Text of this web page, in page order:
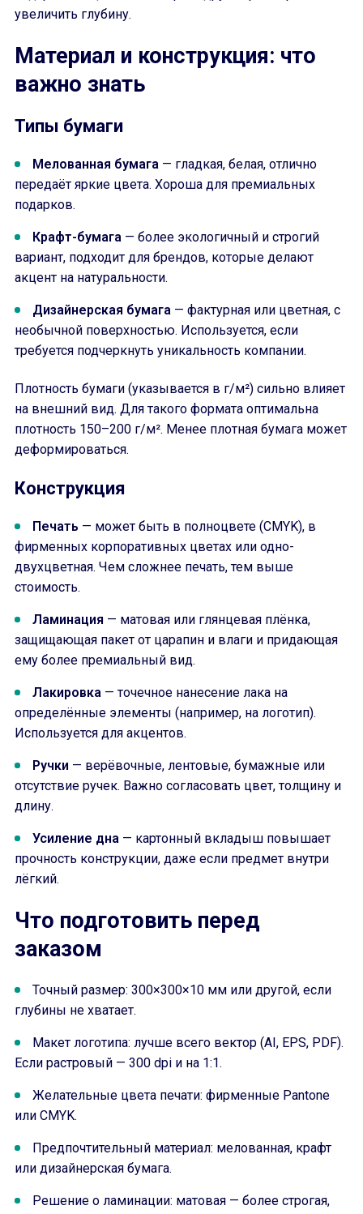
увеличить глубину.
Материал и конструкция: что
важно знать
Типы бумаги
Мелованная бумага — гладкая, белая, отлично
передаёт яркие цвета. Хороша для премиальных
подарков.
Крафт-бумага — более экологичный и строгий
вариант, подходит для брендов, которые делают
акцент на натуральности.
Дизайнерская бумага — фактурная или цветная, с
необычной поверхностью. Используется, если
требуется подчеркнуть уникальность компании.
Плотность бумаги (указывается в г/м²) сильно влияет
на внешний вид. Для такого формата оптимальна
плотность 150–200 г/м². Менее плотная бумага может
деформироваться.
Конструкция
Печать — может быть в полноцвете (CMYK), в
фирменных корпоративных цветах или одно-
двухцветная. Чем сложнее печать, тем выше
стоимость.
Ламинация — матовая или глянцевая плёнка,
защищающая пакет от царапин и влаги и придающая
ему более премиальный вид.
Лакировка — точечное нанесение лака на
определённые элементы (например, на логотип).
Используется для акцентов.
Ручки — верёвочные, лентовые, бумажные или
отсутствие ручек. Важно согласовать цвет, толщину и
длину.
Усиление дна — картонный вкладыш повышает
прочность конструкции, даже если предмет внутри
лёгкий.
Что подготовить перед
заказом
Точный размер: 300×300×10 мм или другой, если
глубины не хватает.
Макет логотипа: лучше всего вектор (AI, EPS, PDF).
Если растровый — 300 dpi и на 1:1.
Желательные цвета печати: фирменные Pantone
или CMYK.
Предпочтительный материал: мелованная, крафт
или дизайнерская бумага.
Решение о ламинации: матовая — более строгая,